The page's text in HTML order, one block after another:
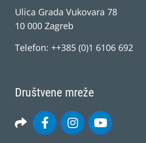
Ulica Grada Vukovara 78
10 000 Zagreb
Telefon: ++385 (0)1 6106 692
Društvene mreže